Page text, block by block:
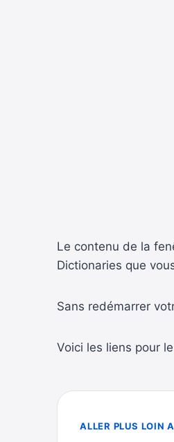
Le contenu de la
Dictionaries que
Sans redémarrer
Voici les liens pour
ALLER PLUS LOIN